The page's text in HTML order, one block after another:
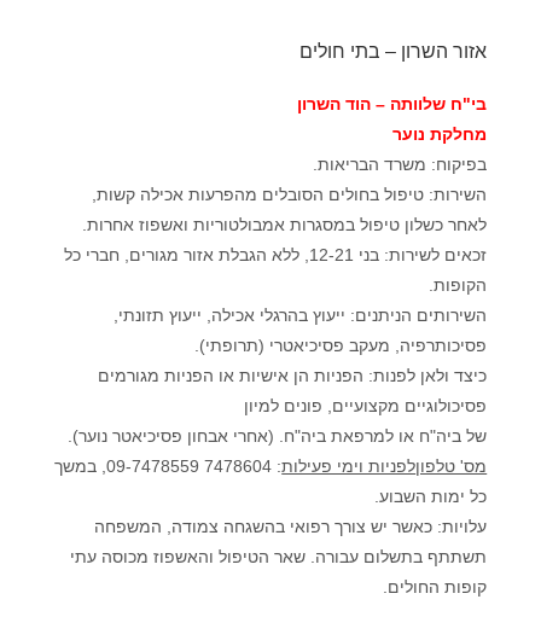
אזור השרון – בתי חולים
בי"ח שלוותה – הוד השרון
מחלקת נוער
בפיקוח: משרד הבריאות.
השירות: טיפול בחולים הסובלים מהפרעות אכילה קשות,
לאחר כשלון טיפול במסגרות אמבולטוריות ואשפוז אחרות.
זכאים לשירות: בני 12-21, ללא הגבלת אזור מגורים, חברי כל
הקופות.
השירותים הניתנים: ייעוץ בהרגלי אכילה, ייעוץ תזונתי,
פסיכותרפיה, מעקב פסיכיאטרי (תרופתי).
כיצד ולאן לפנות: הפניות הן אישיות או הפניות מגורמים
פסיכולוגיים מקצועיים, פונים למיון
של ביה"ח או למרפאת ביה"ח. (אחרי אבחון פסיכיאטר נוער).
מס' טלפוןלפניות וימי פעילות
: 7478604 09-7478559, במשך
כל ימות השבוע.
עלויות: כאשר יש צורך רפואי בהשגחה צמודה, המשפחה
תשתתף בתשלום עבורה. שאר הטיפול והאשפוז מכוסה עתי
קופות החולים.